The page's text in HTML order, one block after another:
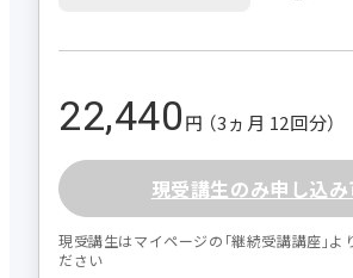
22,440円 （3ヵ月 12回分）
現受講生のみ申し込み
現受講生はマイページの｢継続受講講座｣よ
ださい